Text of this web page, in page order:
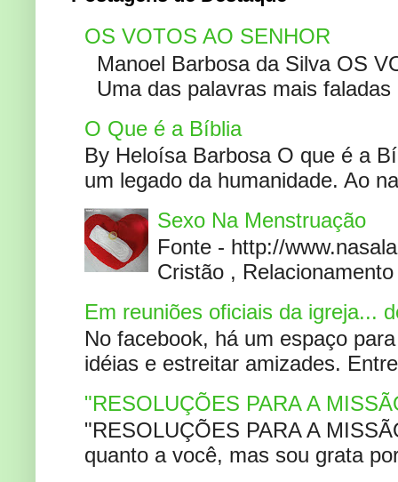
OS VOTOS AO SENHOR
Manoel Barbosa da Silva OS
Uma das palavras mais
O Que é a Bíblia
By Heloísa Barbosa O que é a
um legado da humanidade. Ao
Sexo Na Menstruação
Fonte - http://
Cristão ,
Em reuniões oficiais da igreja...
No facebook, há um espaço
idéias e estreitar amizades.
"RESOLUÇÕES PARA A
"RESOLUÇÕES PARA A
quanto a você, mas sou grata